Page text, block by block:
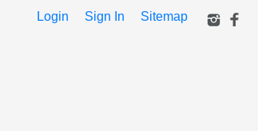
Login Sign In Sitemap